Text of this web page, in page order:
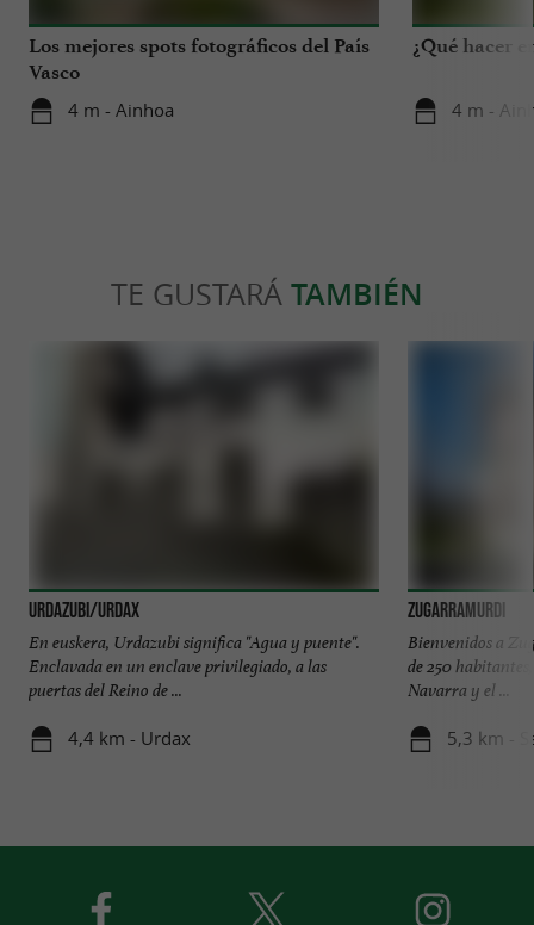
Los mejores spots fotográficos del País
Vasco
4 m - Ainhoa
¿Qué hacer
4 m -
TE GUSTARÁ TAMBIÉN
URDAZUBI/URDAX
En euskera, Urdazubi significa "Agua y puente".
Enclavada en un enclave privilegiado, a las
puertas del Reino de ...
4,4 km - Urdax
Zugarramurdi
Bienvenidos a
de 250
Navarra y el ...
5,3 km -